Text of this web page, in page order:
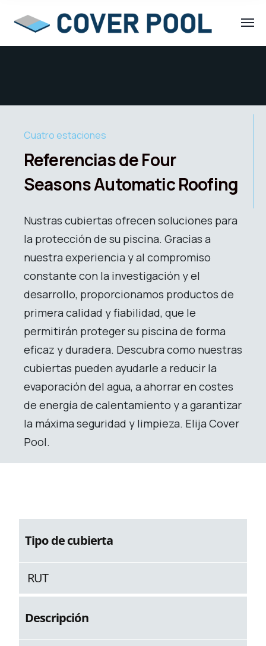
Cuatro estaciones
Referencias de Four
Seasons Automatic Roofing
Nustras cubiertas ofrecen soluciones para
la protección de su piscina. Gracias a
nuestra experiencia y al compromiso
constante con la investigación y el
desarrollo, proporcionamos productos de
primera calidad y fiabilidad, que le
permitirán proteger su piscina de forma
eficaz y duradera. Descubra como nuestras
cubiertas pueden ayudarle a reducir la
evaporación del agua, a ahorrar en costes
de energía de calentamiento y a garantizar
la máxima seguridad y limpieza. Elija Cover
Pool.
Tipo de cubierta
RUT
Descripción